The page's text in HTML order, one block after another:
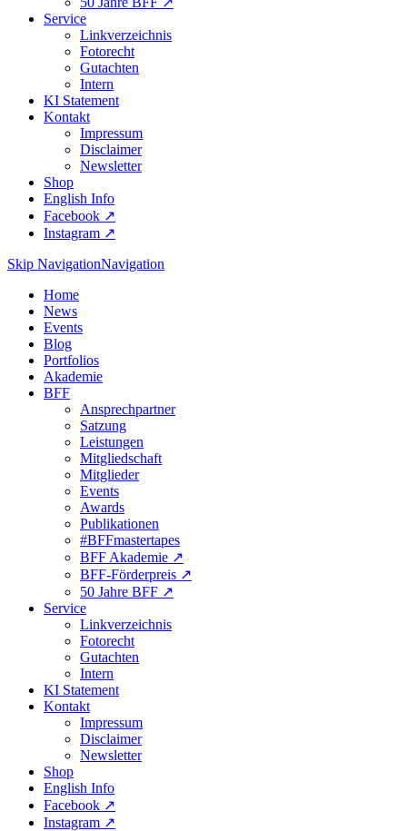
Service
Linkverzeichnis
Fotorecht
Gutachten
Intern
KI Statement
Kontakt
Impressum
Disclaimer
Newsletter
Shop
English Info
Facebook ↗︎
Instagram ↗︎
Skip NavigationNavigation
Home
News
Events
Blog
Portfolios
Akademie
BFF
Ansprechpartner
Satzung
Leistungen
Mitgliedschaft
Mitglieder
Events
Awards
Publikationen
#BFFmastertapes
BFF Akademie ↗︎
BFF-Förderpreis ↗︎
50 Jahre BFF ↗︎
Service
Linkverzeichnis
Fotorecht
Gutachten
Intern
KI Statement
Kontakt
Impressum
Disclaimer
Newsletter
Shop
English Info
Facebook ↗︎
Instagram ↗︎